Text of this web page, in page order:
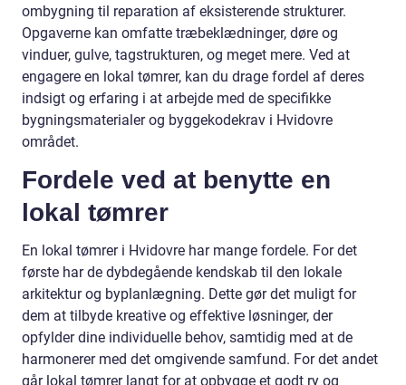
ombygning til reparation af eksisterende strukturer.
Opgaverne kan omfatte træbeklædninger, døre og
vinduer, gulve, tagstrukturen, og meget mere. Ved at
engagere en lokal tømrer, kan du drage fordel af deres
indsigt og erfaring i at arbejde med de specifikke
bygningsmaterialer og byggekodekrav i Hvidovre
området.
Fordele ved at benytte en
lokal tømrer
En lokal tømrer i Hvidovre har mange fordele. For det
første har de dybdegående kendskab til den lokale
arkitektur og byplanlægning. Dette gør det muligt for
dem at tilbyde kreative og effektive løsninger, der
opfylder dine individuelle behov, samtidig med at de
harmonerer med det omgivende samfund. For det andet
går lokal tømrer langt for at opbygge et godt ry og